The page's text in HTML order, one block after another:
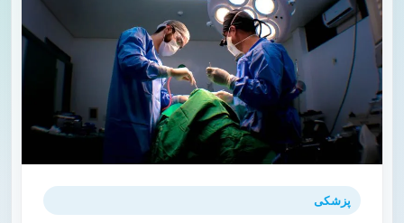
پزشکی